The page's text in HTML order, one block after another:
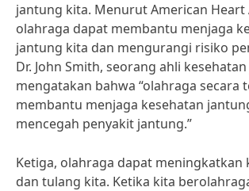
jantung kita. Menurut American Heart
olahraga dapat membantu menjaga
jantung kita dan mengurangi risiko
Dr. John Smith, seorang ahli
mengatakan bahwa “olahraga secara
membantu menjaga kesehatan
mencegah penyakit jantung.”
Ketiga, olahraga dapat
dan tulang kita. Ketika kita